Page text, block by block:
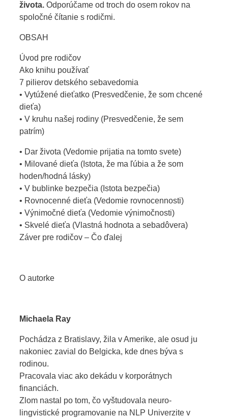
života. Odporúčame od troch do osem rokov na
spoločné čítanie s rodičmi.
OBSAH
Úvod pre rodičov
Ako knihu používať
7 pilierov detského sebavedomia
• Vytúžené dieťatko (Presvedčenie, že som chcené
dieťa)
• V kruhu našej rodiny (Presvedčenie, že sem
patrím)
• Dar života (Vedomie prijatia na tomto svete)
• Milované dieťa (Istota, že ma ľúbia a že som
hoden/hodná lásky)
• V bublinke bezpečia (Istota bezpečia)
• Rovnocenné dieťa (Vedomie rovnocennosti)
• Výnimočné dieťa (Vedomie výnimočnosti)
• Skvelé dieťa (Vlastná hodnota a sebadôvera)
Záver pre rodičov – Čo ďalej
O autorke
Michaela Ray
Pochádza z Bratislavy, žila v Amerike, ale osud ju
nakoniec zavial do Belgicka, kde dnes býva s
rodinou.
Pracovala viac ako dekádu v korporátnych
financiách.
Zlom nastal po tom, čo vyštudovala neuro-
lingvistické programovanie na NLP Univerzite v